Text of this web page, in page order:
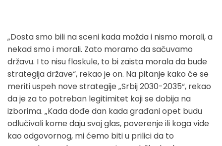
„Dosta smo bili na sceni kada možda i nismo morali, a
nekad smo i morali. Zato moramo da sačuvamo
državu. I to nisu floskule, to bi zaista morala da bude
strategija države“, rekao je on. Na pitanje kako će se
meriti uspeh nove strategije „Srbij 2030-2035“, rekao
da je za to potreban legitimitet koji se dobija na
izborima. „Kada dođe dan kada građani opet budu
odlučivali kome daju svoj glas, poverenje ili koga vide
kao odgovornog, mi ćemo biti u prilici da to